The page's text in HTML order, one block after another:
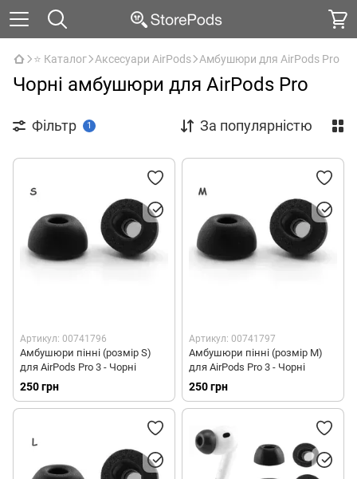
⭐ Каталог Аксесуари AirPods Амбушюри для AirPods Pro
Чорні амбушюри для AirPods Pro
Фільтр 1 За популярністю
Артикул: 00741796
Амбушюри пінні (розмір S)
для AirPods Pro 3 - Чорні
250 грн
Артикул: 00741797
Амбушюри пінні (розмір M)
для AirPods Pro 3 - Чорні
250 грн